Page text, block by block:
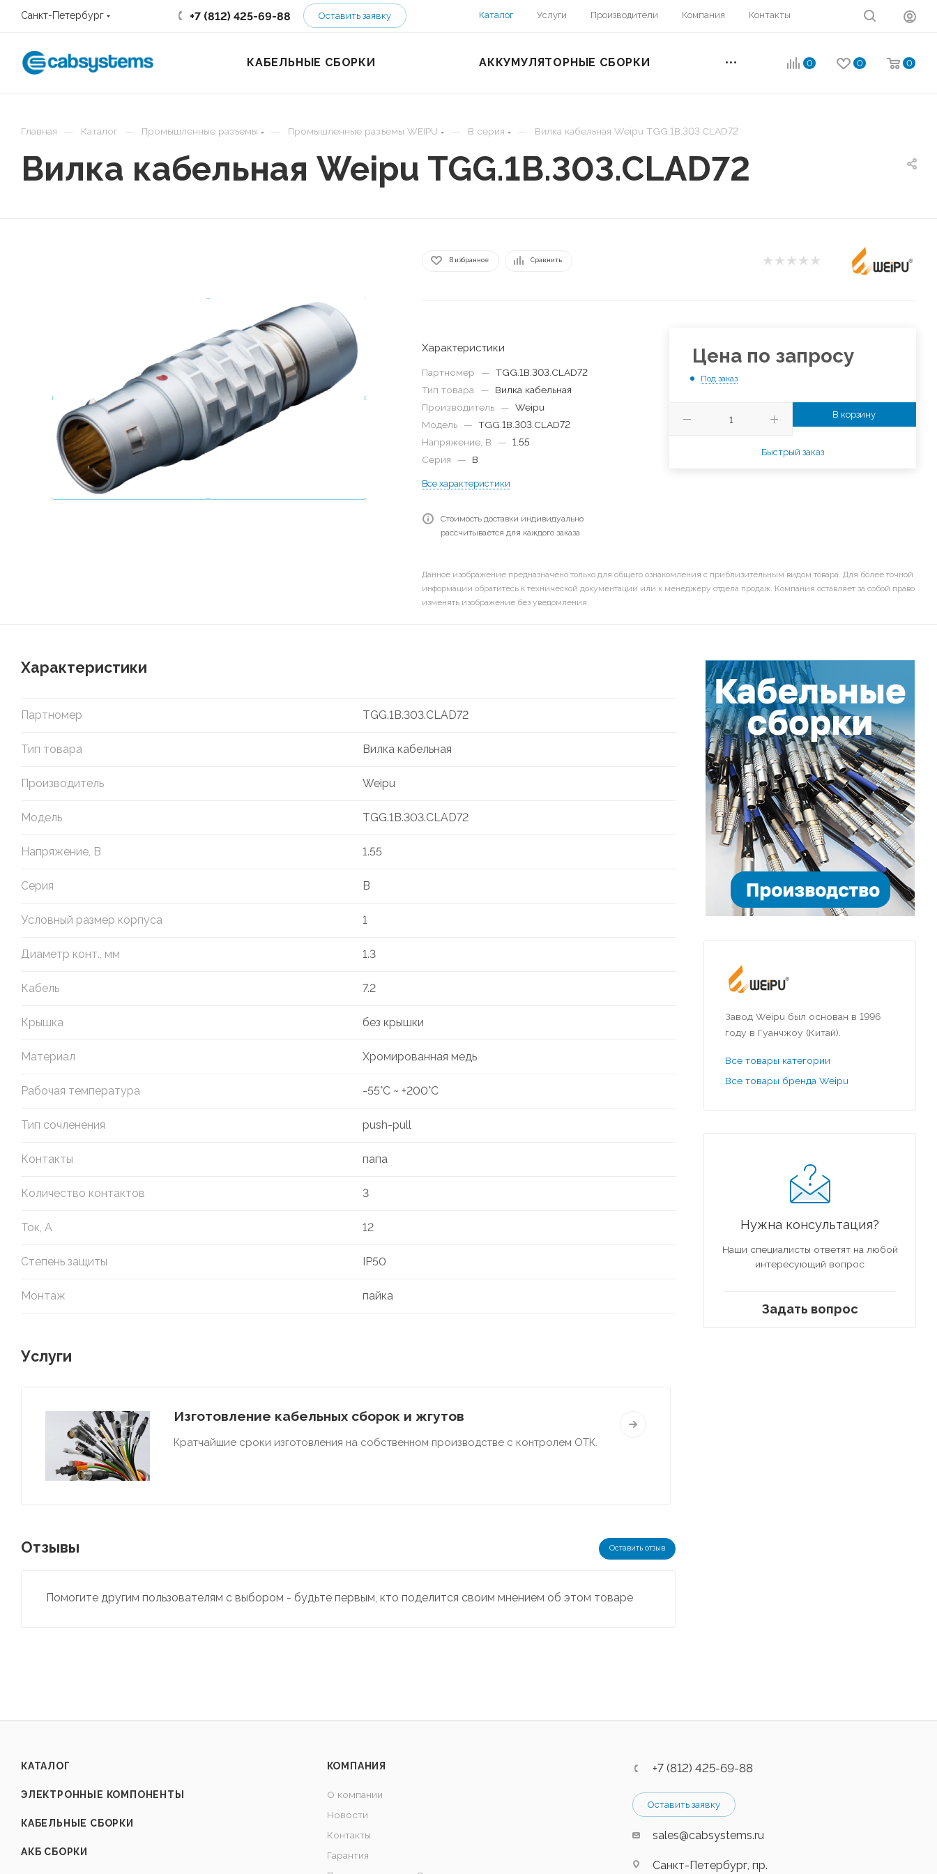
Санкт-Петербург +7 (812) 425-69-88 Оставить заявку Каталог Услуги Производители Компания Контакты
0 0 0
КАБЕЛЬНЫЕ СБОРКИ АККУМУЛЯТОРНЫЕ СБОРКИ
Главная — Каталог — Промышленные разъемы — Промышленные разъемы WEIPU — B серия — Вилка кабельная Weipu TGG.1B.303.CLAD72
Вилка кабельная Weipu TGG.1B.303.CLAD72
В избранное Сравнить
Характеристики
Партномер — TGG.1B.303.CLAD72
Тип товара
—
Вилка кабельная
Производитель
— Weipu
Модель
— TGG.1B.303.CLAD72
Напряжение, В
— 1.55
Серия
— B
Все характеристики
Стоимость доставки индивидуально
рассчитывается для каждого заказа
Цена по запросу
Под заказ
В корзину
Быстрый заказ
Данное изображение предназначено только для общего ознакомления с приблизительным видом товара. Для более точной
информации обратитесь к технической документации или к менеджеру отдела продаж. Компания оставляет за собой право
изменять изображение без уведомления.
Характеристики
Партномер TGG.1B.303.CLAD72
Тип товара Вилка кабельная
Производитель Weipu
Модель TGG.1B.303.CLAD72
Напряжение, В 1.55
Серия B
Условный размер корпуса 1
Диаметр конт., мм 1.3
Кабель 7.2
Крышка без крышки
Материал Хромированная медь
Рабочая температура -55°C ~ +200°C
Тип сочленения push-pull
Контакты папа
Количество контактов 3
Ток, А 12
Степень защиты IP50
Монтаж пайка
Услуги
Изготовление кабельных сборок и жгутов
Кратчайшие сроки изготовления на собственном производстве с контролем ОТК.
Отзывы Оставить отзыв
Помогите другим пользователям с выбором - будьте первым, кто поделится своим мнением об этом товаре
Завод Weipu был основан в 1996
году в Гуанчжоу (Китай).
Все товары категории
Все товары бренда Weipu
Нужна консультация?
Наши специалисты ответят на любой
интересующий вопрос
Задать вопрос
КАТАЛОГ
ЭЛЕКТРОННЫЕ КОМПОНЕНТЫ
КАБЕЛЬНЫЕ СБОРКИ
АКБ СБОРКИ
КОМПАНИЯ
О компании
Новости
Контакты
Гарантия
+7 (812) 425-69-88
Оставить заявку
sales@cabsystems.ru
Санкт-Петербург, пр.